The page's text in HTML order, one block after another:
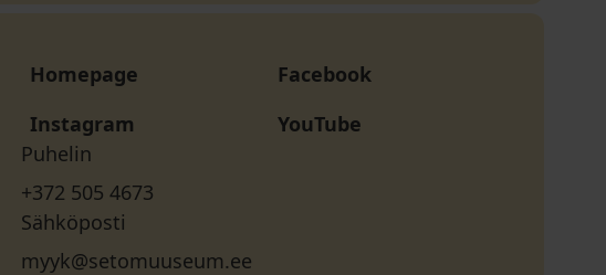
Homepage
Facebook
Instagram
YouTube
Puhelin
+372 505 4673
Sähköposti
myyk@setomuuseum.ee